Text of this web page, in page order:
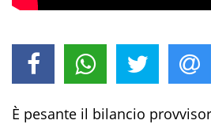
È pesante il bilancio